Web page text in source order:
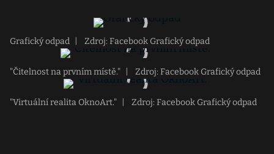
Grafický odpad Zdroj: Facebook Grafický odpad
"Čitelnost na prvním místě." Zdroj: Facebook Grafický odpad
"Virtuální realita OknoArt." Zdroj: Facebook Grafický odpad